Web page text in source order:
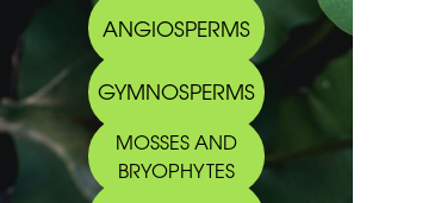
ANGIOSPERMS
GYMNOSPERMS
MOSSES AND
BRYOPHYTES